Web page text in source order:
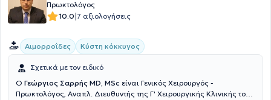
Πρωκτολόγος
10.0|7 αξιολογήσεις
Αιμορροΐδες Κύστη κόκκυγος
Σχετικά με τον ειδικό
Ο Γεώργιος Σαρρής MD, MSc είναι Γενικός Χειρουργός -
Πρωκτολόγος, Αναπλ. Διευθυντής της Γ' Χειρουργικής Κλινικής του